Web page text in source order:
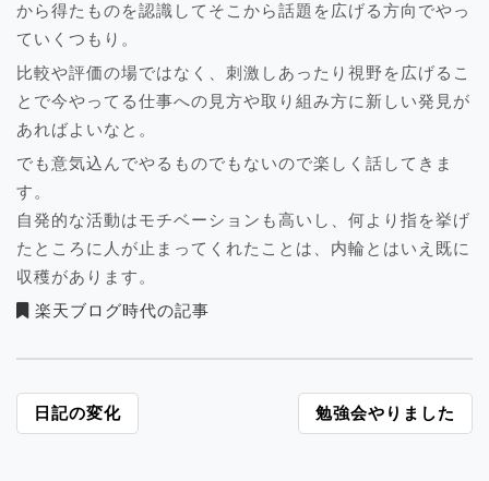
から得たものを認識してそこから話題を広げる方向でやっ
ていくつもり。
比較や評価の場ではなく、刺激しあったり視野を広げるこ
とで今やってる仕事への見方や取り組み方に新しい発見が
あればよいなと。
でも意気込んでやるものでもないので楽しく話してきま
す。
自発的な活動はモチベーションも高いし、何より指を挙げ
たところに人が止まってくれたことは、内輪とはいえ既に
収穫があります。
楽天ブログ時代の記事
投
稿
日記の変化 勉強会やりました